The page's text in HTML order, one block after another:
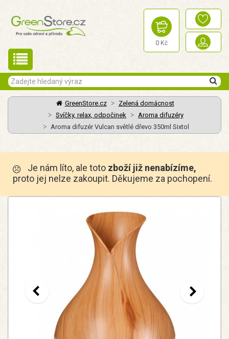
0 Kč
GreenStore.cz
Zelená domácnost
Svíčky, relax, odpočinek
Aroma difuzéry
Aroma difuzér Vulcan světlé dřevo 350ml Sixtol
Je nám líto, ale toto zboží již nenabízíme,
proto jej nelze zakoupit. Děkujeme za pochopení.